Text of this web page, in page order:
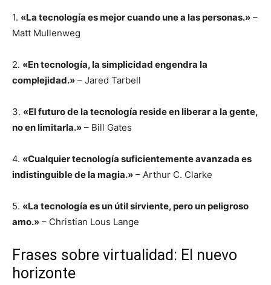
1. «La tecnología es mejor cuando une a las personas.» –
Matt Mullenweg
2. «En tecnología, la simplicidad engendra la
complejidad.» – Jared Tarbell
3. «El futuro de la tecnología reside en liberar a la gente,
no en limitarla.» – Bill Gates
4. «Cualquier tecnología suficientemente avanzada es
indistinguible de la magia.» – Arthur C. Clarke
5. «La tecnología es un útil sirviente, pero un peligroso
amo.» – Christian Lous Lange
Frases sobre virtualidad: El nuevo
horizonte